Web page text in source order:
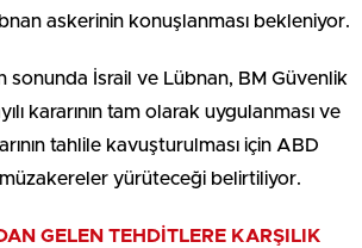
askerinin konuşlanması bekleniyor.
sonunda İsrail ve Lübnan, BM Güvenlik
kararının tam olarak uygulanması ve
tahlile kavuşturulması için ABD
müzakereler yürüteceği belirtiliyor.
GELEN TEHDİTLERE KARŞILIK